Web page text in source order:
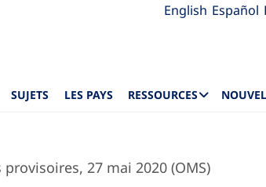
English Español
SUJETS LES PAYS RESSOURCES
27 mai 2020 (OMS)